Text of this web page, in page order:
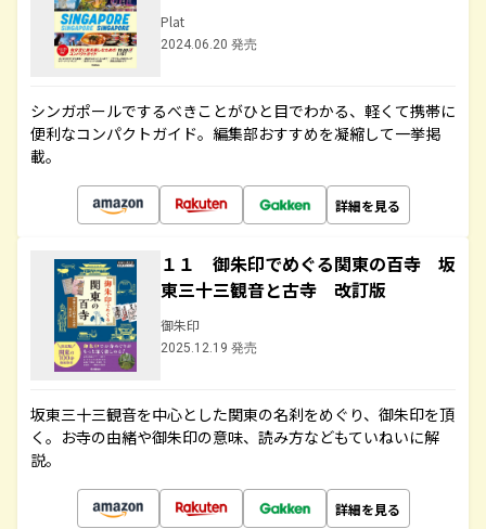
Plat
2024.06.20 発売
シンガポールでするべきことがひと目でわかる、軽くて携帯に
便利なコンパクトガイド。編集部おすすめを凝縮して一挙掲
載。
詳細を見る
１１ 御朱印でめぐる関東の百寺 坂
東三十三観音と古寺 改訂版
御朱印
2025.12.19 発売
坂東三十三観音を中心とした関東の名刹をめぐり、御朱印を頂
く。お寺の由緒や御朱印の意味、読み方などもていねいに解
説。
詳細を見る